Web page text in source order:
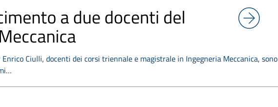
a due docenti del
Ciulli, docenti dei corsi triennale e magistrale in Ingegneria Meccanica, sono